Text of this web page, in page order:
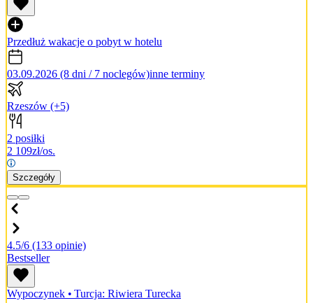
Przedłuż wakacje o pobyt w hotelu
03.09.2026 (8 dni / 7 noclegów)inne terminy
Rzeszów (+5)
2 posiłki
2 109zł/os.
Szczegóły
4.5/6 (133 opinie)
Bestseller
Wypoczynek • Turcja: Riwiera Turecka